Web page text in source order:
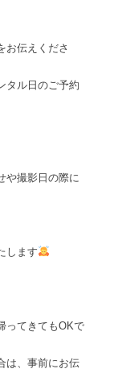
お伝えくださ
タル日のご予約
や撮影日の際に
します
ってきてもOKで
は、事前にお伝